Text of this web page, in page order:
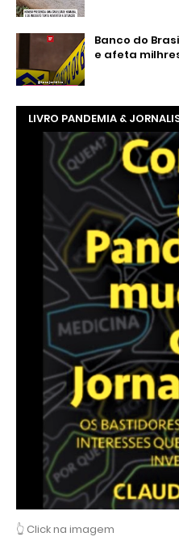
Banco do
e afeta
LIVRO PANDEMIA &
👆 Click na imagem